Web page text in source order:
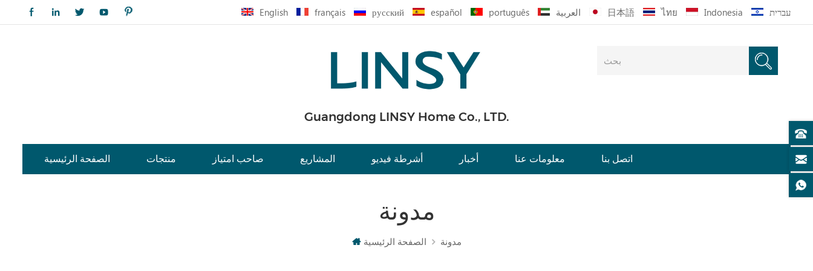
English français русский español português العربية 日本語 ไทย Indonesia עברית
Guangdong LINSY Home Co., LTD.
الصفحة الرئيسية منتجات صاحب امتياز المشاريع أشرطة فيديو أخبار معلومات عنا اتصل بنا
مدونة
الصفحة الرئيسية مدونة